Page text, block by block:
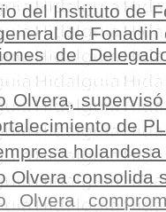
del Instituto de
de
de
Olvera,
de
Olvera consolida
Olvera